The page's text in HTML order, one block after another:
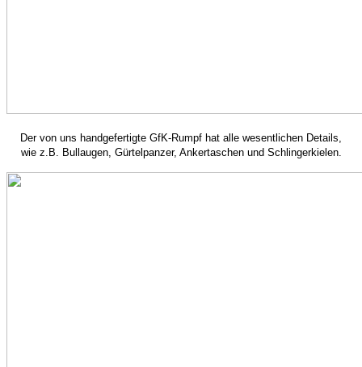
Der von uns handgefertigte GfK-Rumpf hat alle wesentlichen Details,
wie z.B. Bullaugen, Gürtelpanzer, Ankertaschen und Schlingerkielen.